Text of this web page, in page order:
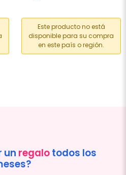
Este producto no está
disponible para su compra
en este país o región.
un regalotodos los